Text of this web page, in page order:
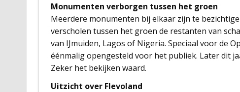
Monumenten verborgen tussen het groen
Meerdere monumenten bij elkaar zijn te
verscholen tussen het groen de restanten van
van IJmuiden, Lagos of Nigeria. Speciaal voor de
éénmalig opengesteld voor het publiek. Later dit
Zeker het bekijken waard.
Uitzicht over Flevoland